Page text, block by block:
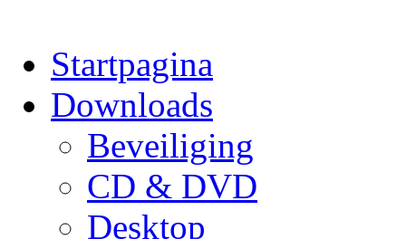
Startpagina
Downloads
Beveiliging
CD & DVD
Desktop